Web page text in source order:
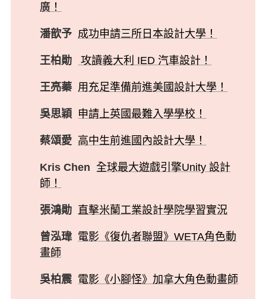
廣！
潘歆予 成功申請三所日本設計大學！
王柏勛 攻讀義大利 IED 汽車設計！
王亮蓁 用充足準備前進美國設計大學！
吳思穎 申請上英國最難入學學校！
蔡頌愛 高中生前進國內設計大學！
Kris Chen 全球最大遊戲引擎Unity 設計
師！
張鴻勛 直擊米蘭工業設計學院學習實況
曾泓瑋 電影《復仇者聯盟》WETA角色動
畫師
吳柏震 電影《小腳怪》加拿大角色動畫師